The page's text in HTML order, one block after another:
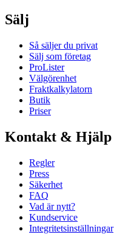
Sälj
Så säljer du privat
Sälj som företag
ProLister
Välgörenhet
Fraktkalkylatorn
Butik
Priser
Kontakt & Hjälp
Regler
Press
Säkerhet
FAQ
Vad är nytt?
Kundservice
Integritetsinställningar